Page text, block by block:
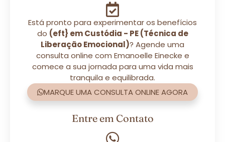
Está pronto para experimentar os benefícios
do (eft} em Custódia - PE (Técnica de
Liberação Emocional)? Agende uma
consulta online com Emanoelle Einecke e
comece a sua jornada para uma vida mais
tranquila e equilibrada.
MARQUE UMA CONSULTA ONLINE AGORA
Entre em Contato